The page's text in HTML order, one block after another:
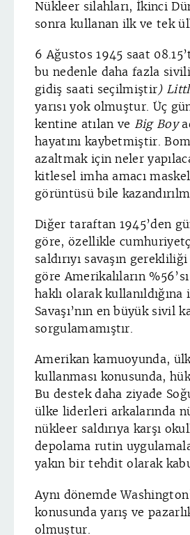
Nükleer silahları, İkinci
sonra kullanan ilk ve tek
6 Ağustos 1945 saat
bu nedenle daha fazla
gidiş saati seçilmiştir)
yarısı yok olmuştur. Üç
kentine atılan ve Big Boy
hayatını kaybetmiştir.
azaltmak için neler
kitlesel imha amacı
görüntüsü bile
Diğer taraftan 1945’den
göre, özellikle
saldırıyı savaşın
göre Amerikalıların
haklı olarak
Savaşı’nın en büyük sivil
sorgulamamıştır.
Amerikan kamuoyunda,
kullanması konusunda,
Bu destek daha ziyade
ülke liderleri arkalarında
nükleer saldırıya karşı
depolama rutin
yakın bir tehdit olarak
Aynı dönemde
konusunda yarış ve
olmuştur.